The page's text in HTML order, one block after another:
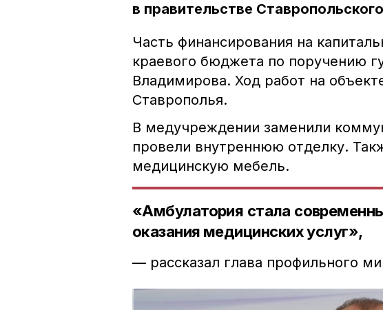
в правительстве
Часть финансирования на
краевого бюджета по поручению
Владимирова. Ход работ на
Ставрополья.
В медучреждении заменили
провели внутреннюю отделку.
медицинскую мебель.
«Амбулатория стала
оказания медицинских услуг»,
— рассказал глава профильного